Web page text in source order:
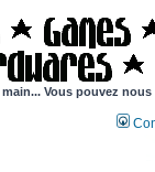
Vous pouvez